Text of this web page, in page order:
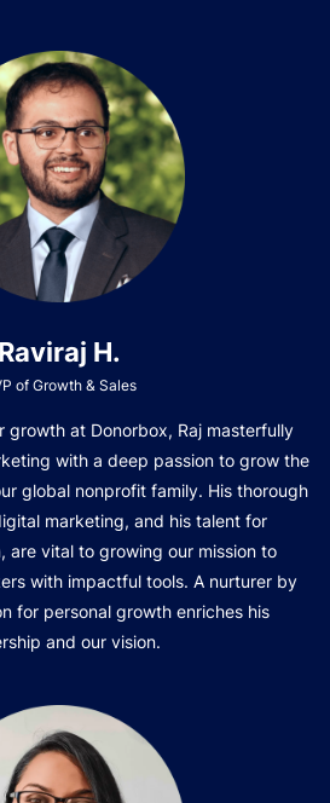
Raviraj H.
of Growth & Sales
growth at Donorbox, Raj masterfully
with a deep passion to grow the
global nonprofit family. His thorough
marketing, and his talent for
are vital to growing our mission to
with impactful tools. A nurturer by
for personal growth enriches his
and our vision.